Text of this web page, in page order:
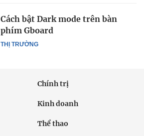
THỊ TRƯỜNG
Cách bật Dark mode trên bàn
phím Gboard
Chính trị
Kinh doanh
Thể thao